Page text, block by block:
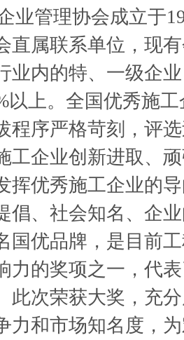
业管理协会成立于
直属联系单位，现
业内的特、一级企
以上。全国优秀施
程序严格苛刻，评
工企业创新进取、
挥优秀施工企业的
倡、社会知名、企
国优品牌，是目前
力的奖项之一，代
此次荣获大奖，充
力和市场知名度，